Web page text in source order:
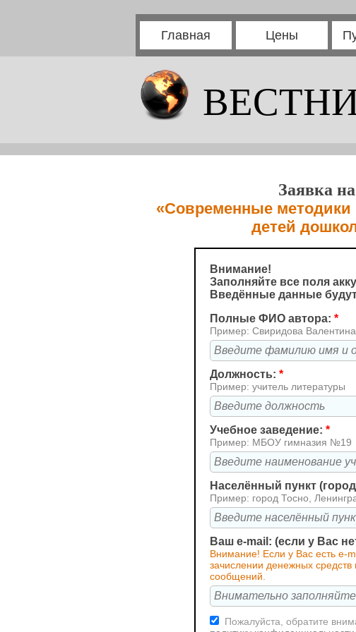
Главная Цены
Заявка
«Современные методики
детей
Внимание!
Заполняйте все поля
Введённые данные
Полные ФИО автора: *
Пример: Свиридова
Должность: *
Пример: учитель литературы
Учебное заведение: *
Пример: МБОУ гимназия №19
Населённый пункт
Пример: город Тосно,
Ваш e-mail: (если у Вас
Внимание! Если у Вас есть e-
зачислении денежных средств
сообщений.
Пожалуйста, обратите